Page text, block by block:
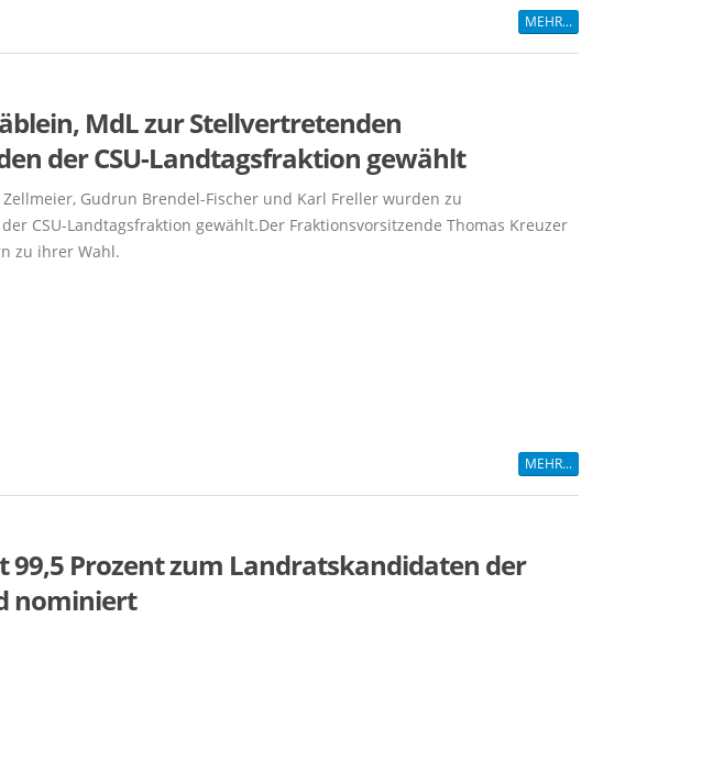
MEHR...
MdL zur Stellvertretenden
der CSU-Landtagsfraktion gewählt
Zellmeier, Gudrun Brendel-Fischer und Karl Freller wurden zu
CSU-Landtagsfraktion gewählt.Der Fraktionsvorsitzende Thomas Kreuzer
zu ihrer Wahl.
MEHR...
99,5 Prozent zum Landratskandidaten der
nominiert